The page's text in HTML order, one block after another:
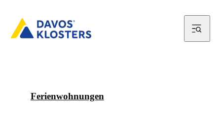
Ferienwohnungen